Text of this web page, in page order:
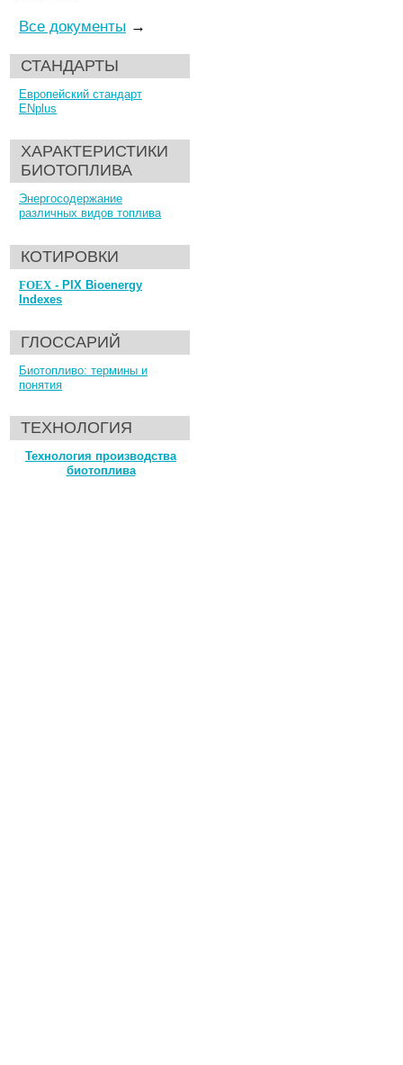
Все документы →
СТАНДАРТЫ
Европейский стандарт
ENplus
ХАРАКТЕРИСТИКИ
БИОТОПЛИВА
Энергосодержание
различных видов топлива
КОТИРОВКИ
FOEX - PIX Bioenergy
Indexes
ГЛОССАРИЙ
Биотопливо: термины и
понятия
ТЕХНОЛОГИЯ
Технология производства
биотоплива